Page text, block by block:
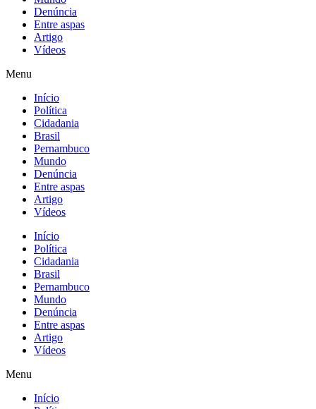
Denúncia
Entre aspas
Artigo
Vídeos
Menu
Início
Política
Cidadania
Brasil
Pernambuco
Mundo
Denúncia
Entre aspas
Artigo
Vídeos
Início
Política
Cidadania
Brasil
Pernambuco
Mundo
Denúncia
Entre aspas
Artigo
Vídeos
Menu
Início